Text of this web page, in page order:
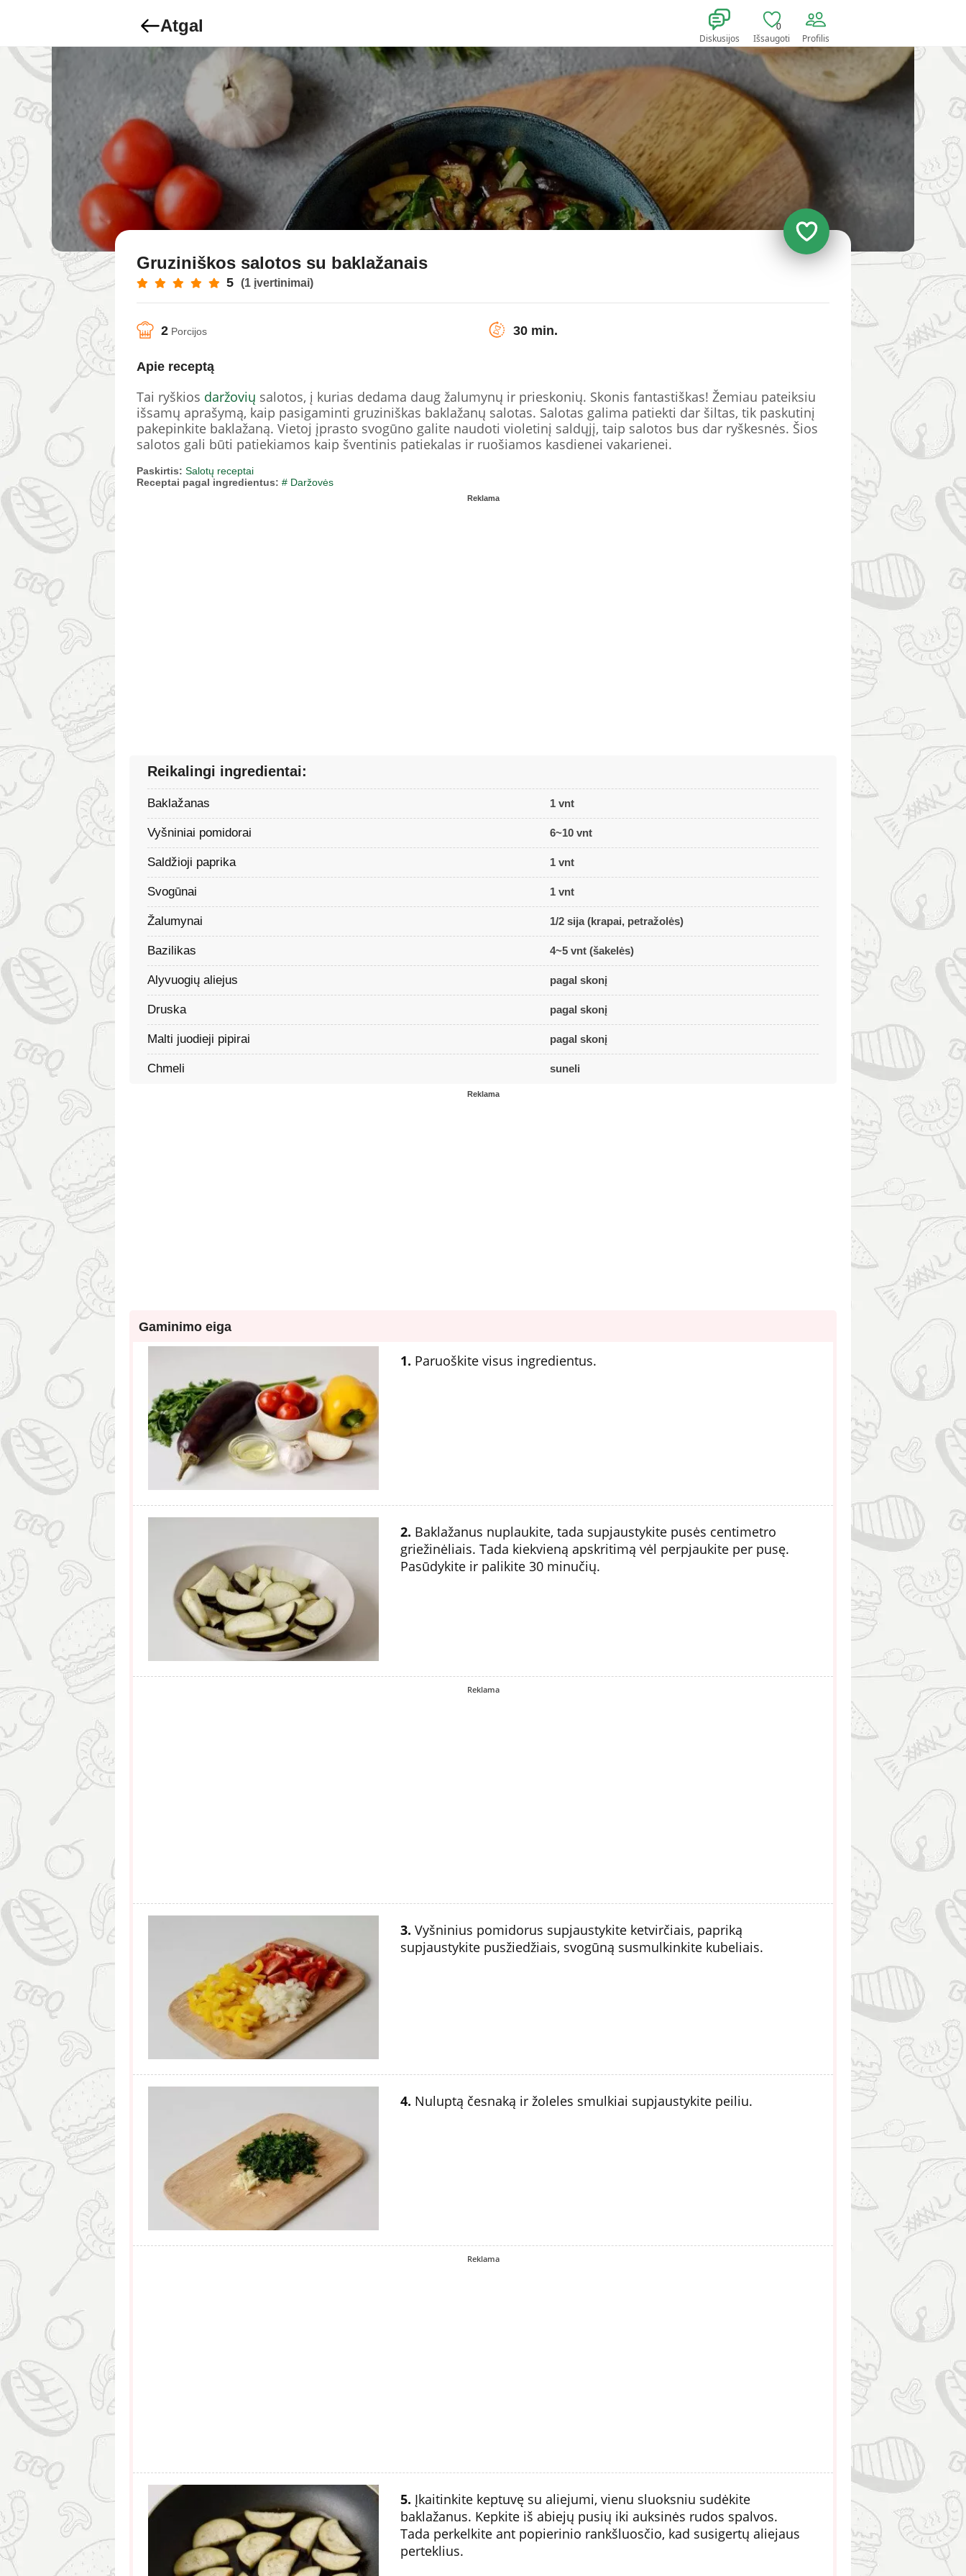
Atgal
Diskusijos
0
Išsaugoti Profilis
Gruziniškos salotos su baklažanais
5 (1 įvertinimai)
2 Porcijos 30 min.
Apie receptą
Tai ryškios daržovių salotos, į kurias dedama daug žalumynų ir prieskonių. Skonis fantastiškas! Žemiau pateiksiu
išsamų aprašymą, kaip pasigaminti gruziniškas baklažanų salotas. Salotas galima patiekti dar šiltas, tik paskutinį
pakepinkite baklažaną. Vietoj įprasto svogūno galite naudoti violetinį saldųjį, taip salotos bus dar ryškesnės. Šios
salotos gali būti patiekiamos kaip šventinis patiekalas ir ruošiamos kasdienei vakarienei.
Paskirtis: Salotų receptai
Receptai pagal ingredientus: # Daržovės
Reklama
Reikalingi ingredientai:
Baklažanas 1 vnt
Vyšniniai pomidorai 6~10 vnt
Saldžioji paprika 1 vnt
Svogūnai 1 vnt
Žalumynai 1/2 sija (krapai, petražolės)
Bazilikas 4~5 vnt (šakelės)
Alyvuogių aliejus pagal skonį
Druska pagal skonį
Malti juodieji pipirai pagal skonį
Chmeli suneli
Reklama
Gaminimo eiga
1. Paruoškite visus ingredientus.
2. Baklažanus nuplaukite, tada supjaustykite pusės centimetro
griežinėliais. Tada kiekvieną apskritimą vėl perpjaukite per pusę.
Pasūdykite ir palikite 30 minučių.
Reklama
3. Vyšninius pomidorus supjaustykite ketvirčiais, papriką
supjaustykite pusžiedžiais, svogūną susmulkinkite kubeliais.
4. Nuluptą česnaką ir žoleles smulkiai supjaustykite peiliu.
Reklama
5. Įkaitinkite keptuvę su aliejumi, vienu sluoksniu sudėkite
baklažanus. Kepkite iš abiejų pusių iki auksinės rudos spalvos.
Tada perkelkite ant popierinio rankšluosčio, kad susigertų aliejaus
perteklius.